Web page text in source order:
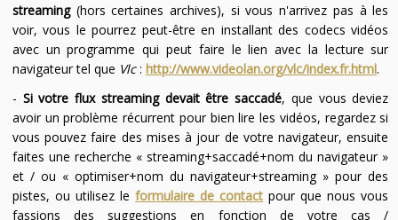
streaming(hors certaines archives), si vous n'arrivez pas à les
voir, vous le pourrez peut-être en installant des codecs vidéos
avec un programme qui peut faire le lien avec la lecture sur
navigateur tel que Vlc: http://www.videolan.org/vlc/index.fr.html.
- Si votre flux streaming devait être saccadé, que vous deviez
avoir un problème récurrent pour bien lire les vidéos, regardez si
vous pouvez faire des mises à jour de votre navigateur, ensuite
faites une recherche « streaming+saccadé+nom du navigateur »
et / ou « optimiser+nom du navigateur+streaming » pour des
pistes, ou utilisez leformulaire de contact pour que nous vous
fassions des suggestions en fonction de votre cas /